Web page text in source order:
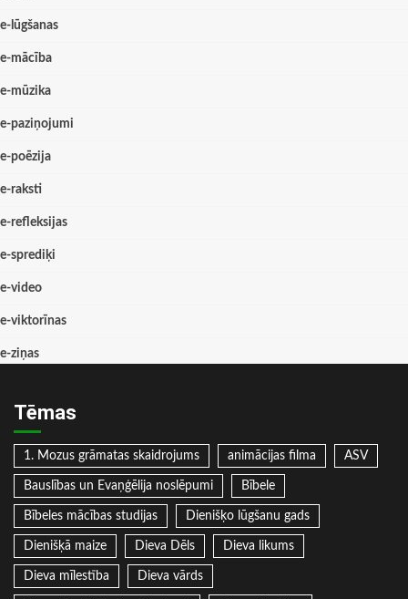
e-lūgšanas
e-mācība
e-mūzika
e-paziņojumi
e-poēzija
e-raksti
e-refleksijas
e-sprediķi
e-video
e-viktorīnas
e-ziņas
Tēmas
1. Mozus grāmatas skaidrojums animācijas filma ASV
Bauslības un Evaņģēlija noslēpumi Bībele
Bībeles mācības studijas Dienišķo lūgšanu gads
Dienišķā maize Dieva Dēls Dieva likums
Dieva mīlestība Dieva vārds